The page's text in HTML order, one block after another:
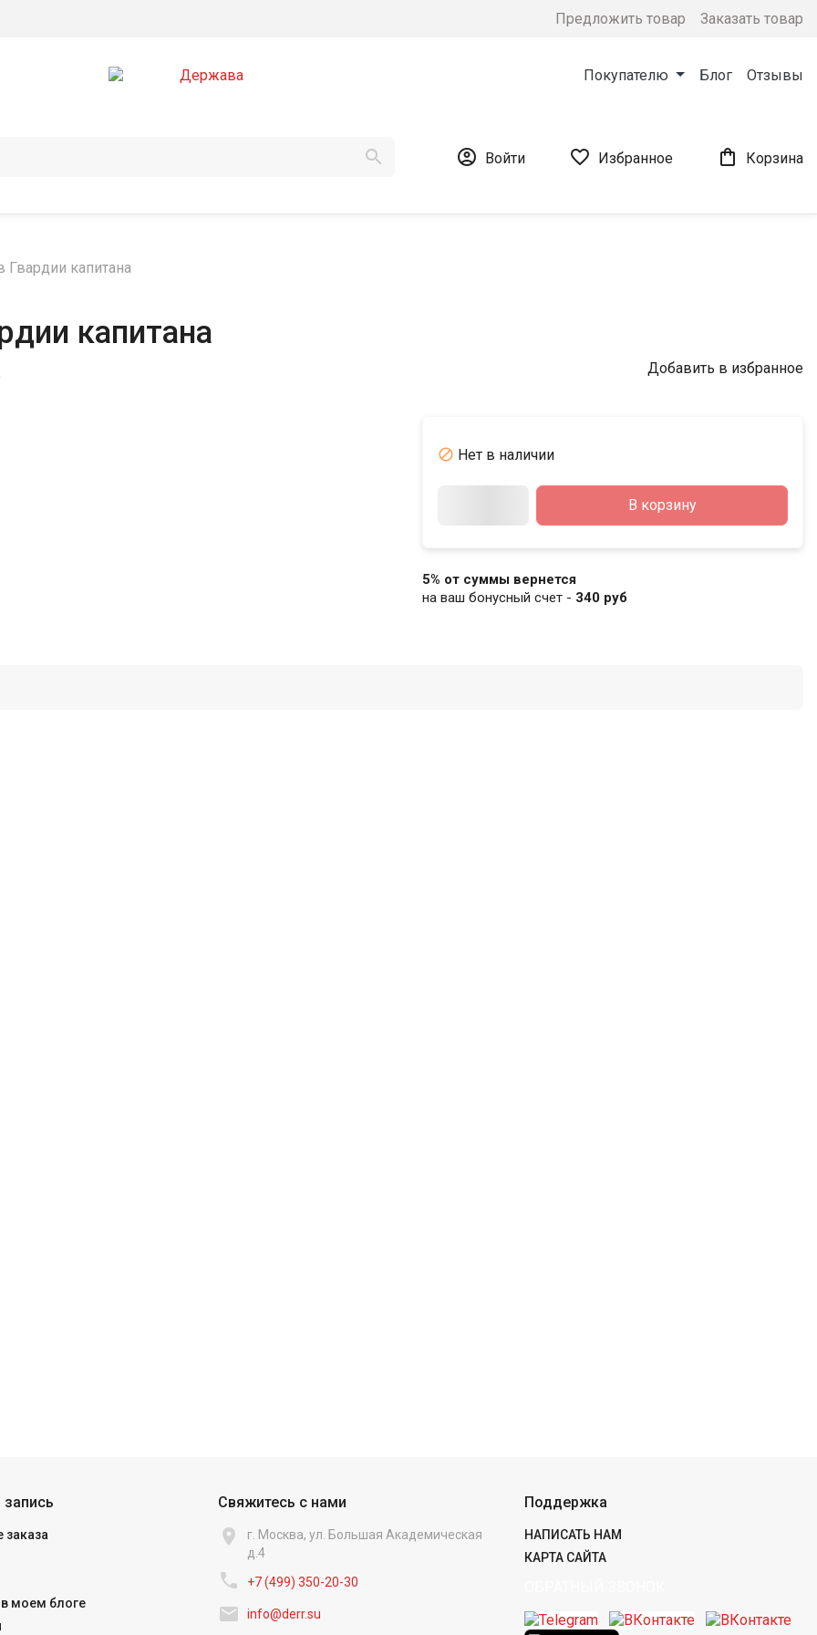
Предложить товар Заказать товар
Покупателю Блог Отзывы
  Войти  Избранное  Корзина
Гвардии капитана
капитана
Добавить в избранное
 Нет в наличии
В корзину
5% от суммы вернется
на ваш бонусный счет - 340 руб
заказа
моем блоге
Свяжитесь с нами

г. Москва, ул. Большая Академическая
д.4
 +7 (499) 350-20-30
 info@derr.su
Поддержка
НАПИСАТЬ НАМ
КАРТА САЙТА